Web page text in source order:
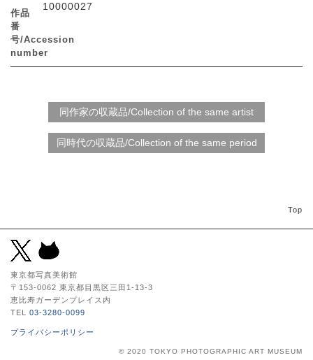
作品
番
号/Accession
number
10000027
Top
東京都写真美術館
〒153-0062 東京都目黒区三田1-13-3
恵比寿ガーデンプレイス内
TEL 03-3280-0099
プライバシーポリシー
© 2020 TOKYO PHOTOGRAPHIC ART MUSEUM